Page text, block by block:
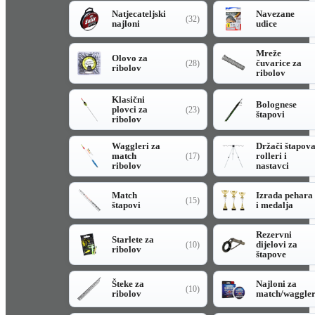
Natjecateljski
najloni
(32)
Navezane
udice
Olovo za
ribolov
(28)
Mreže
čuvarice za
ribolov
Klasični
plovci za
ribolov
(23)
Bolognese
štapovi
Waggleri za
match
ribolov
(17)
Držači štapova
rolleri i
nastavci
Match
štapovi
(15)
Izrada pehara
i medalja
Starlete za
ribolov
(10)
Rezervni
dijelovi za
štapove
Šteke za
ribolov
(10)
Najloni za
match/waggler